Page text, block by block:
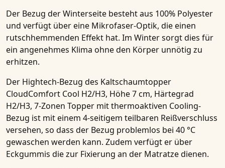
Der Bezug der Winterseite besteht aus 100% Polyester
und verfügt über eine Mikrofaser-Optik, die einen
rutschhemmenden Effekt hat. Im Winter sorgt dies für
ein angenehmes Klima ohne den Körper unnötig zu
erhitzen.
Der Hightech-Bezug des Kaltschaumtopper
CloudComfort Cool H2/H3, Höhe 7 cm, Härtegrad
H2/H3, 7-Zonen Topper mit thermoaktiven Cooling-
Bezug ist mit einem 4-seitigem teilbaren Reißverschluss
versehen, so dass der Bezug problemlos bei 40 °C
gewaschen werden kann. Zudem verfügt er über
Eckgummis die zur Fixierung an der Matratze dienen.